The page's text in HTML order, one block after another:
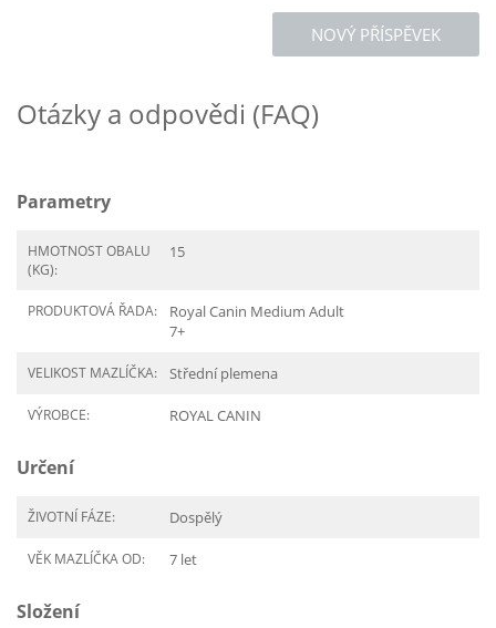
NOVÝ PŘÍSPĚVEK
Otázky a odpovědi (FAQ)
Parametry
HMOTNOST OBALU
(KG):
15
PRODUKTOVÁ ŘADA:
Royal Canin Medium Adult
7+
VELIKOST MAZLÍČKA: Střední plemena
VÝROBCE: ROYAL CANIN
Určení
ŽIVOTNÍ FÁZE: Dospělý
VĚK MAZLÍČKA OD: 7 let
Složení